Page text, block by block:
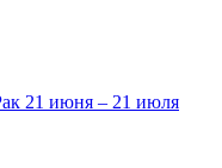
21 июня – 21 июля